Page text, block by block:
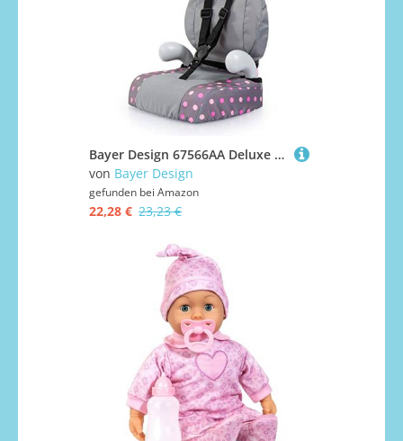
Bayer Design 67566AA Deluxe Puppenautositz, Puppensitz, Puppenzubehör, mit Gurt, Armlehne
von Bayer Design
gefunden bei Amazon
22,28 € 23,23 €